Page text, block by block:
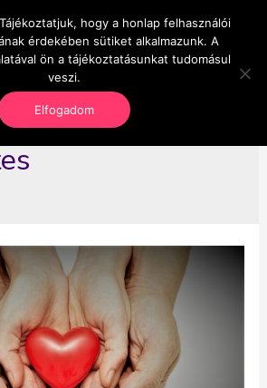
Main
hogy a honlap felhasználói
érdekében sütiket alkalmazunk. A
ön a tájékoztatásunkat tudomásul
veszi.
Elfogadom